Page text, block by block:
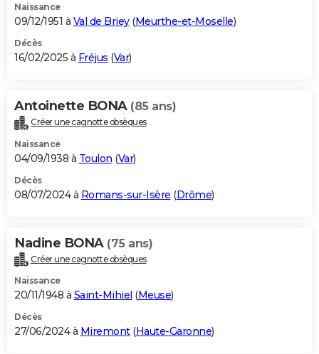
Naissance
09/12/1951 à Val de Briey(Meurthe-et-Moselle)
Décès
16/02/2025 à Fréjus (Var)
Antoinette BONA (85 ans)
Créer une cagnotte obsèques
Naissance
04/09/1938 à Toulon (Var)
Décès
08/07/2024 à Romans-sur-Isère (Drôme)
Nadine BONA (75 ans)
Créer une cagnotte obsèques
Naissance
20/11/1948 à Saint-Mihiel (Meuse)
Décès
27/06/2024 à Miremont(Haute-Garonne)